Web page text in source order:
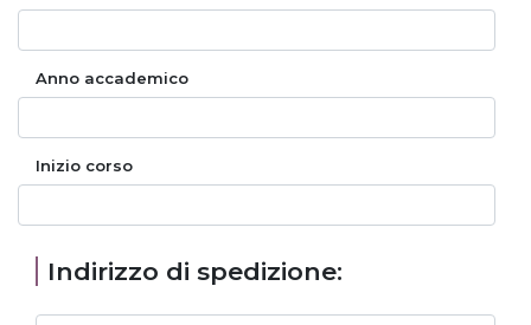
Anno accademico
Inizio corso
Indirizzo di spedizione: